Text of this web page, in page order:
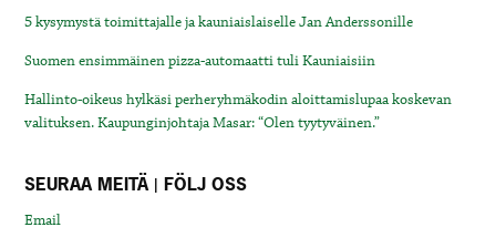
5 kysymystä toimittajalle ja kauniaislaiselle Jan Anderssonille
Suomen ensimmäinen pizza-automaatti tuli Kauniaisiin
Hallinto-oikeus hylkäsi perheryhmäkodin aloittamislupaa koskevan
valituksen. Kaupunginjohtaja Masar: “Olen tyytyväinen.”
SEURAA MEITÄ | FÖLJ OSS
Email